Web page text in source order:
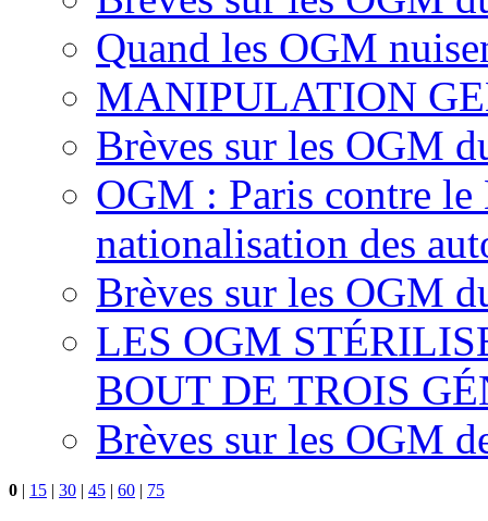
Quand les OGM
MANIPULATION
Brèves sur les OGM
OGM : Paris contre
nationalisation des
Brèves sur les OGM
LES OGM
BOUT DE TROIS
Brèves sur les OGM
0 | 15 | 30 | 45 | 60 | 75